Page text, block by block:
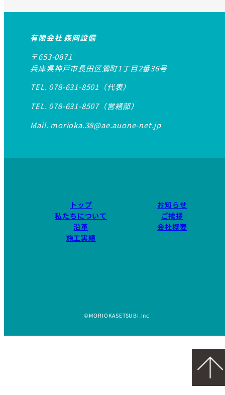
有限会社 森岡設備
〒653-0871
兵庫県神戸市長田区鶯町1丁目2番36号
TEL. 078-631-8501（代表）
TEL. 078-631-8507（営繕部）
Mail. morioka.38@ae.auone-net.jp
トップ
お知らせ
私たちについて
ご挨拶
沿革
会社概要
施工実績
©MORIOKASETSUBI.Inc